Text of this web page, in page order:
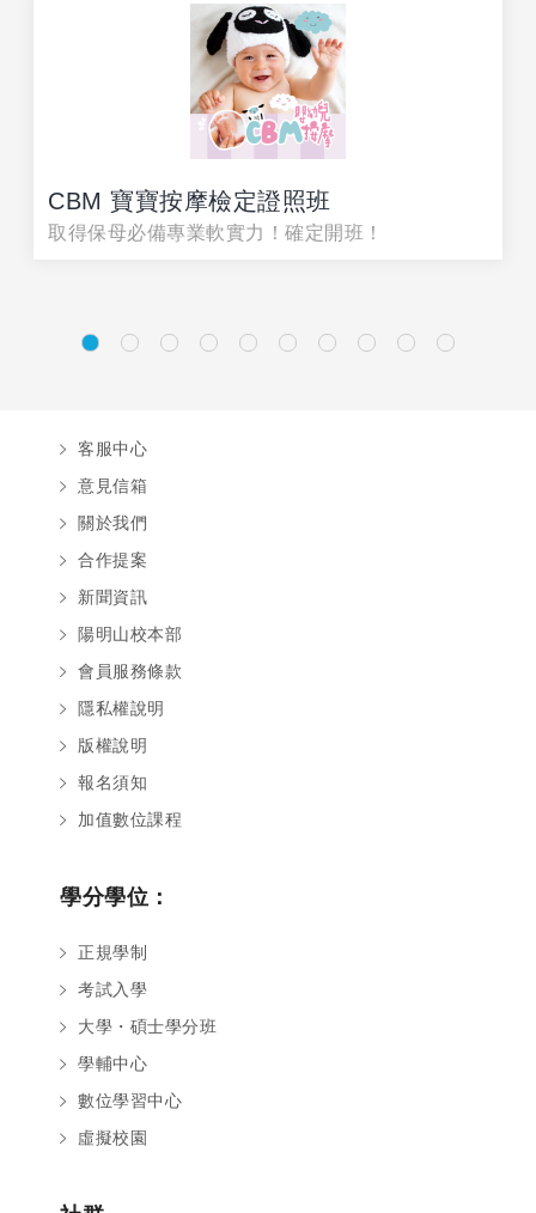
CBM 寶寶按摩檢定證照班
取得保母必備專業軟實力！確定開班！
客服中心
意見信箱
關於我們
合作提案
新聞資訊
陽明山校本部
會員服務條款
隱私權說明
版權說明
報名須知
加值數位課程
學分學位：
正規學制
考試入學
大學・碩士學分班
學輔中心
數位學習中心
虛擬校園